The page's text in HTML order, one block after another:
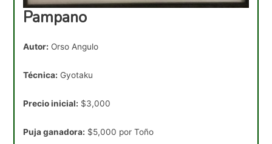
Pampano
Autor: Orso Angulo
Técnica: Gyotaku
Precio inicial: $3,000
Puja ganadora: $5,000 por Toño